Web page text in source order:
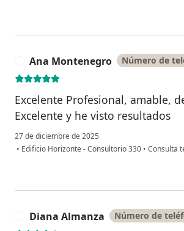
Ana Montenegro Número de
Excelente Profesional, amable,
Excelente y he visto resultados
27 de diciembre de 2025
• Edificio Horizonte - Consultorio 330 • Consulta
Diana Almanza Número de